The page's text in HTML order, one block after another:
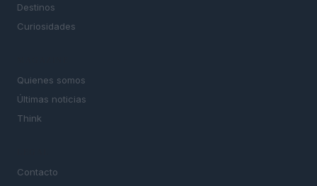
Destinos
Curiosidades
Quienes somos
Últimas noticias
Think
Contacto